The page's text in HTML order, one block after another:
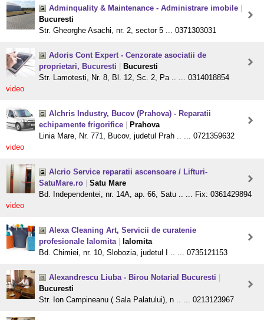
Adminquality & Maintenance - Administrare imobile
Bucuresti
Str. Gheorghe Asachi, nr. 2, sector 5 ... 0371303031
Adoris Cont Expert - Cenzorate asociatii de
proprietari, Bucuresti
Bucuresti
Str. Lamotesti, Nr. 8, Bl. 12, Sc. 2, Pa .. ... 0314018854
video
Alchris Industry, Bucov (Prahova) - Reparatii
echipamente frigorifice
Prahova
Linia Mare, Nr. 771, Bucov, judetul Prah .. ... 0721359632
video
Alcrio Service reparatii ascensoare / Lifturi-
SatuMare.ro
Satu Mare
Bd. Independentei, nr. 14A, ap. 66, Satu .. ... Fix: 0361429894
video
Alexa Cleaning Art, Servicii de curatenie
profesionale Ialomita
Ialomita
Bd. Chimiei, nr. 10, Slobozia, judetul I .. ... 0735121153
Alexandrescu Liuba - Birou Notarial Bucuresti
Bucuresti
Str. Ion Campineanu ( Sala Palatului), n .. ... 0213123967